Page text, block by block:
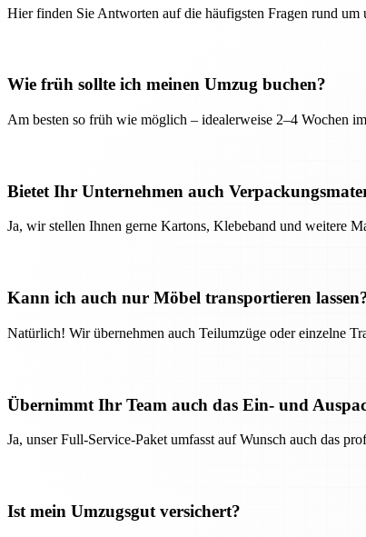
Hier finden Sie Antworten auf die häufigsten Fragen rund um
Wie früh sollte ich meinen Umzug buchen?
Am besten so früh wie möglich – idealerweise 2–4 Wochen
Bietet Ihr Unternehmen auch
Ja, wir stellen Ihnen gerne Kartons, Klebeband und weitere
Kann ich auch nur Möbel transportieren
Natürlich! Wir übernehmen auch Teilumzüge oder einzelne
Übernimmt Ihr Team auch das Ein- und
Ja, unser Full-Service-Paket umfasst auf Wunsch auch das
Ist mein Umzugsgut versichert?